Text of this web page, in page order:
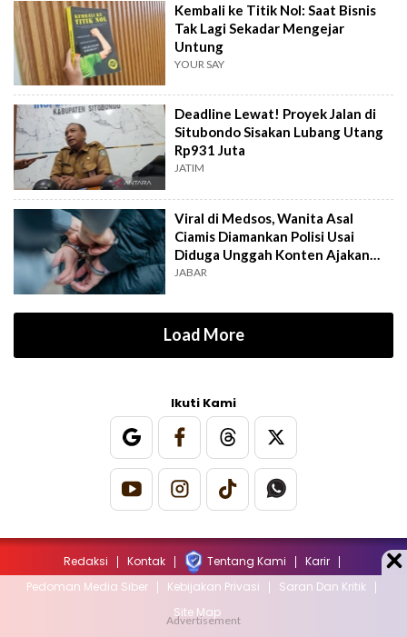
Kembali ke Titik Nol: Saat Bisnis
Tak Lagi Sekadar Mengejar
Untung
YOUR SAY
Deadline Lewat! Proyek Jalan di
Situbondo Sisakan Lubang Utang
Rp931 Juta
JATIM
Viral di Medsos, Wanita Asal
Ciamis Diamankan Polisi Usai
Diduga Unggah Konten Ajakan
Demo
JABAR
Load More
Ikuti Kami
Redaksi Kontak Tentang Kami
Karir
Pedoman Media Siber
Kebijakan Privasi
Saran Dan Kritik
Site Map